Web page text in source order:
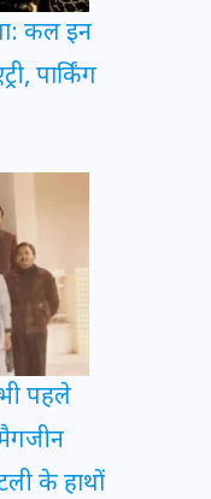
कल इन
पार्किंग
पहले
के हाथों